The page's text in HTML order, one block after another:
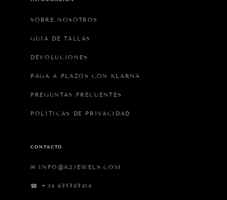
SOBRE NOSOTROS
GUÍA DE TALLAS
DEVOLUCIONES
PAGA A PLAZOS CON KLARNA
PREGUNTAS FRECUENTES
POLÍTICAS DE PRIVACIDAD
CONTACTO
✉ INFO@K2JEWELS.COM
☎ +34 675707414